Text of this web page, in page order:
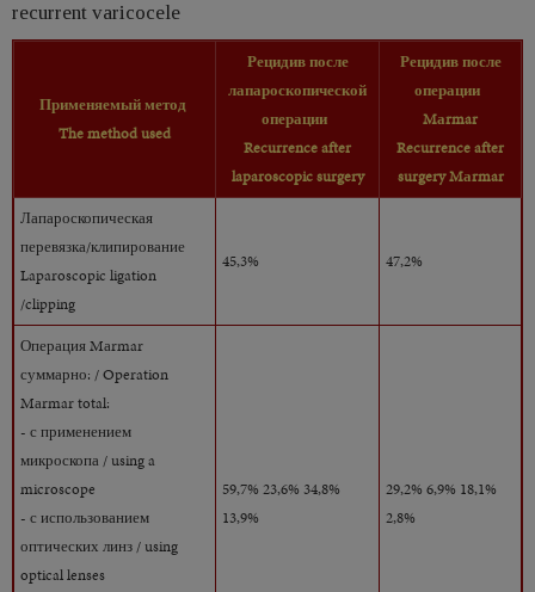
recurrent varicocele
Применяемыйметод
Themethodused
Рецидив после
лапароскопической
операции
Recurrence after
laparoscopic surgery
Рецидивпосле
операции
Mаrmar
Recurrence after
surgery Mаrmar
Лапароскопическая
перевязка/клипирование
Laparoscopic ligation
/clipping
45,3% 47,2%
Операция Mаrmar
суммарно: / Operation
Mаrmar total:
- с применением
микроскопа / using a
microscope
- с использованием
оптических линз / using
optical lenses
59,7% 23,6% 34,8%
13,9%
29,2% 6,9% 18,1%
2,8%